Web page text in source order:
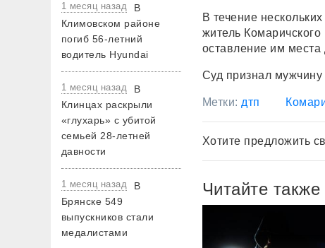
1 месяц назад
В
Климовском районе
погиб 56-летний
водитель Hyundai
1 месяц назад
В
Клинцах раскрыли
«глухарь» с убитой
семьей 28-летней
давности
1 месяц назад
В
Брянске 549
выпускников стали
медалистами
В течение
житель
оставление им
Суд признал
Метки:дтп
Хотите предложить
Читайте также